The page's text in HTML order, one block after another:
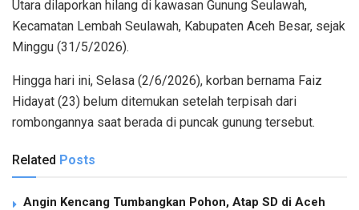
Utara dilaporkan hilang di kawasan Gunung Seulawah,
Kecamatan Lembah Seulawah, Kabupaten Aceh Besar, sejak
Minggu (31/5/2026).
Hingga hari ini, Selasa (2/6/2026), korban bernama Faiz
Hidayat (23) belum ditemukan setelah terpisah dari
rombongannya saat berada di puncak gunung tersebut.
Related Posts
Angin Kencang Tumbangkan Pohon, Atap SD di Aceh